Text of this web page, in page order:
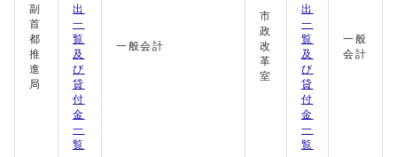
副
首
都
推
進
局
市
政
改
革
室
出
一
覧
及
び
貸
付
金
一
覧
一般会計
出
一
覧
及
び
貸
付
金
一
覧
一般
会計